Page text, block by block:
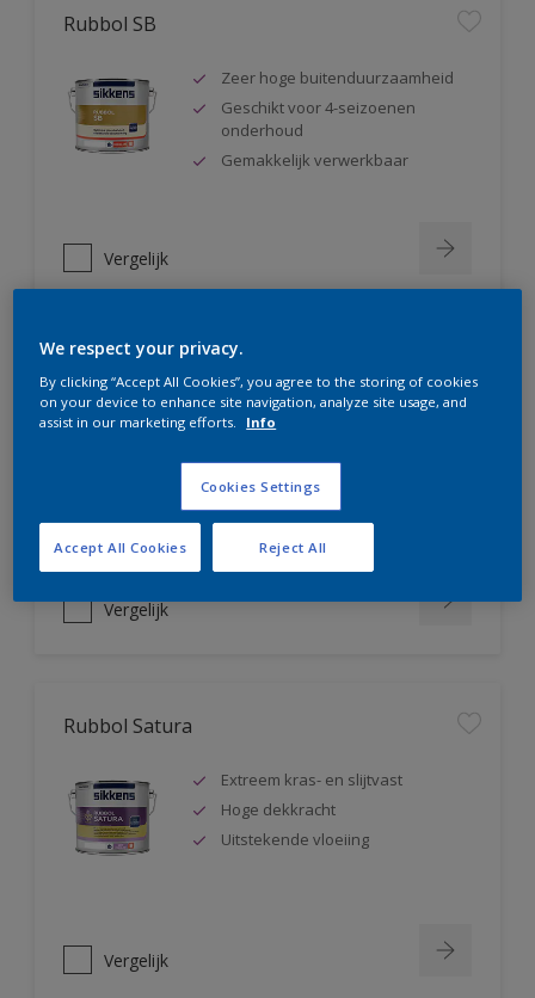
Rubbol SB
Zeer hoge buitenduurzaamheid
Geschikt voor 4-seizoenen
onderhoud
Gemakkelijk verwerkbaar
Vergelijk
Rubbol AZ
Uitstekende hoogglanslak
Tot 5 jaar bescherming
Zeer goede vloeiing
Vergelijk
Rubbol Satura
Extreem kras- en slijtvast
Hoge dekkracht
Uitstekende vloeiing
Vergelijk
We respect your privacy.
By clicking “Accept All Cookies”, you agree to the storing of cookies
on your device to enhance site navigation, analyze site usage, and
assist in our marketing efforts.
Info
Cookies Settings
Reject All
Accept All Cookies